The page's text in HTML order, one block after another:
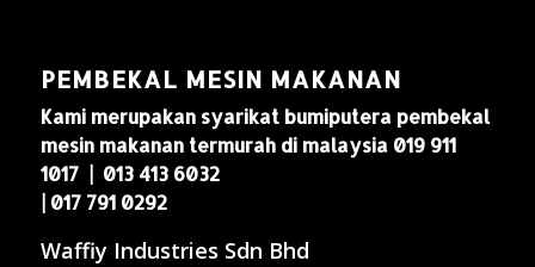
PEMBEKAL MESIN MAKANAN
Kami merupakan syarikat bumiputera pembekal
mesin makanan termurah di malaysia 019 911
1017 | 013 413 6032
| 017 791 0292
Waffiy Industries Sdn Bhd